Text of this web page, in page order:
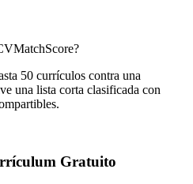
50 currículos contra una
una lista corta clasificada con
Gratuito